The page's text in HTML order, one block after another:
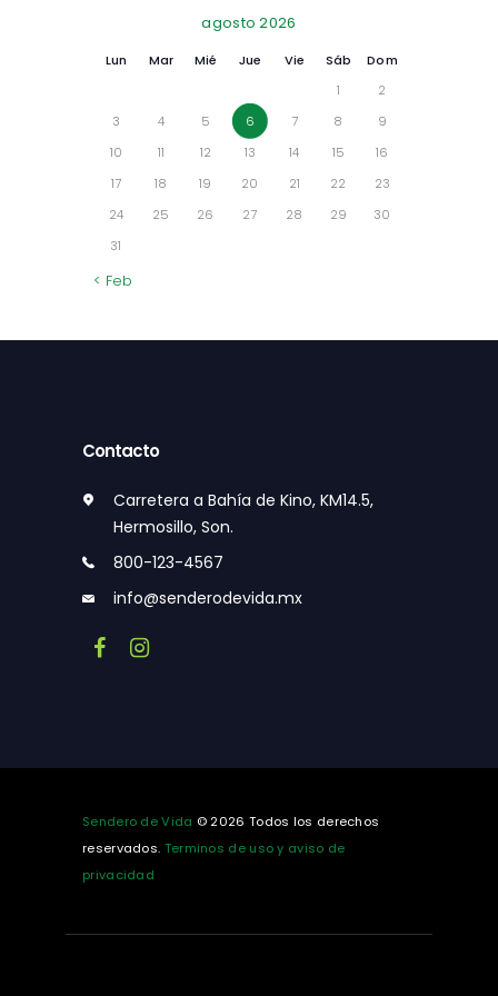
agosto 2026
Lun Mar Mié Jue Vie Sáb
Dom
1
2
3
4 5 6 7 8
9
10
11 12 13 14 15
16
17
18 19 20 21 22
23
24
25 26 27 28 29
30
31
« Feb
Contacto
Carretera a Bahía de Kino, KM14.5,
Hermosillo, Son.
800-123-4567
info@senderodevida.mx
Sendero de Vida © 2026 Todos los derechos
reservados. Terminos de uso y aviso de
privacidad